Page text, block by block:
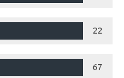
22
67